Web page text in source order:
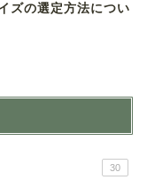
ズの選定方法につい
30